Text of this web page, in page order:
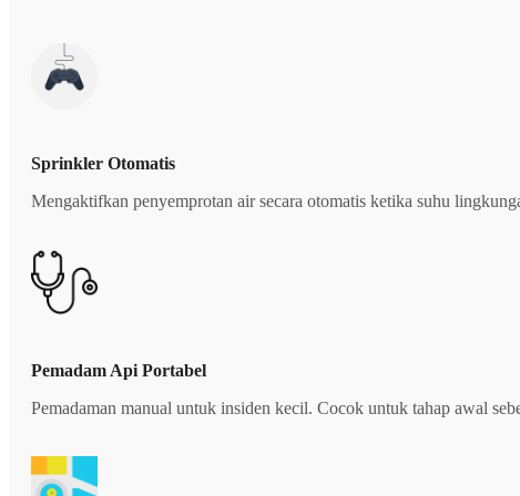
Sprinkler Otomatis
Mengaktifkan penyemprotan air secara otomatis ketika suhu
Pemadam Api Portabel
Pemadaman manual untuk insiden kecil. Cocok untuk tahap awal